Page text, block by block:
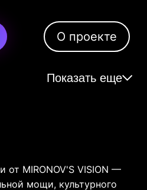
О проекте
Показать еще
MIRONOV'S VISION —
мощи, культурного